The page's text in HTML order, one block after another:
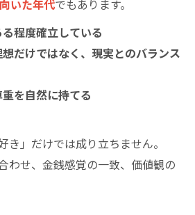
いた年代でもあります。
程度確立している
だけではなく、現実とのバランス
を自然に持てる
き」だけでは成り立ちません。
わせ、金銭感覚の一致、価値観の